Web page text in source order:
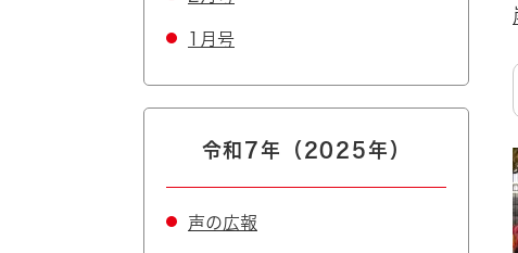
1月号
令和7年（2025年）
声の広報